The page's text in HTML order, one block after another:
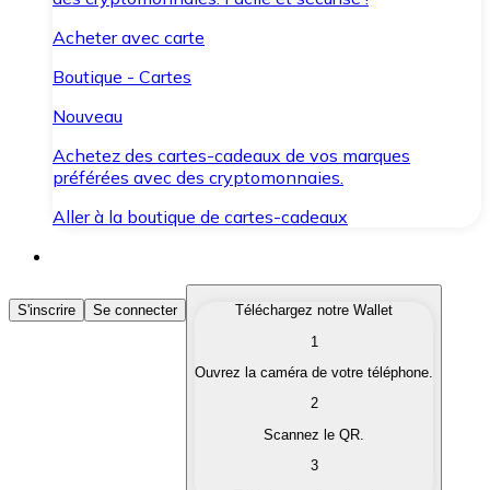
Acheter avec carte
Boutique - Cartes
Nouveau
Achetez des cartes-cadeaux de vos marques
préférées avec des cryptomonnaies.
Aller à la boutique de cartes-cadeaux
Acheter des Cryptomonnaies
Achetez les cryptomonnaies qui vous intéressent
Convertissez vos cryptomonnaies en monnaie
S'inscrire Se connecter
Téléchargez notre Wallet
1
Ouvrez la caméra de votre téléphone.
2
Scannez le QR.
3